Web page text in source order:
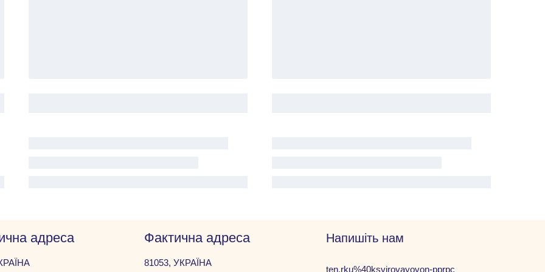
адреса Фактична адреса
81053, УКРАЇНА
Напишіть нам
ten.rku%40ksvirovayovon-pprpc